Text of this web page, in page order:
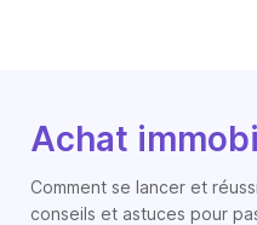
Achat
Comment se lancer et
conseils et astuces pour